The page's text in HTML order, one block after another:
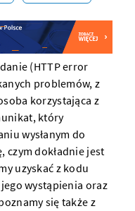
(HTTP error
problemów, z
korzystająca z
który
wysłanym do
czym dokładnie jest
uzyskać z kodu
wystąpienia oraz
się także z